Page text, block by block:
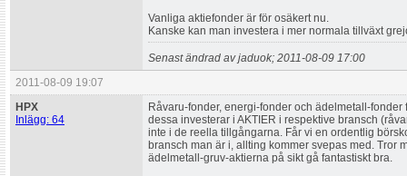
Vanliga aktiefonder är för osäkert nu.
Kanske kan man investera i mer normala tillväxt
Senast ändrad av jaduok; 2011-08-09 17:00
2011-08-09 19:07
HPX
Inlägg: 64
Råvaru-fonder, energi-fonder och ädelmetall-
dessa investerar i AKTIER i respektive bransch
inte i de reella tillgångarna. Får vi en ordentlig
bransch man är i, allting kommer svepas med. Tror
ädelmetall-gruv-aktierna på sikt gå fantastiskt bra.